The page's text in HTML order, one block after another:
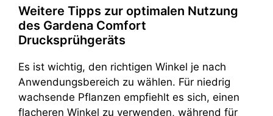
Weitere Tipps zur optimalen Nutzung
des Gardena Comfort
Drucksprühgeräts
Es ist wichtig, den richtigen Winkel je nach
Anwendungsbereich zu wählen. Für niedrig
wachsende Pflanzen empfiehlt es sich, einen
flacheren Winkel zu verwenden, während für